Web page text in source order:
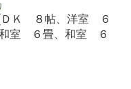
ＤＫ ８帖、洋室 ６
室 ６畳、和室 ６